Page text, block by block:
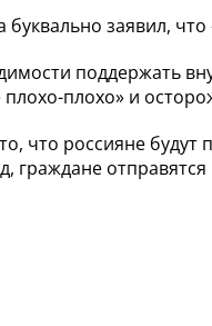
заявил,
поддержать
плохо-плохо» и
что россияне будут
граждане